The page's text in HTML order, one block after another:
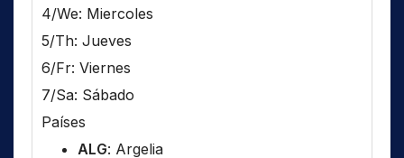
4/We: Miercoles
5/Th: Jueves
6/Fr: Viernes
7/Sa: Sábado
Países
ALG: Argelia